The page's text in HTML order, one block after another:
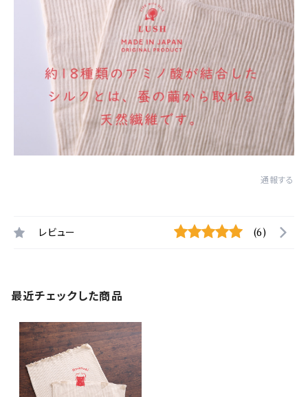
通報する
レビュー (6)
最近チェックした商品